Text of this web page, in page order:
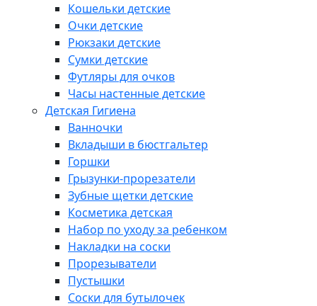
Кошельки детские
Очки детские
Рюкзаки детские
Сумки детские
Футляры для очков
Часы настенные детские
Детская Гигиена
Ванночки
Вкладыши в бюстгальтер
Горшки
Грызунки-прорезатели
Зубные щетки детские
Косметика детская
Набор по уходу за ребенком
Накладки на соски
Прорезыватели
Пустышки
Соски для бутылочек